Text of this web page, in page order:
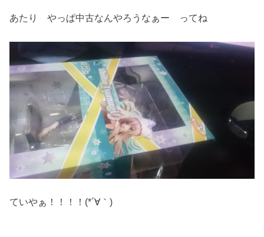
あたり やっぱ中古なんやろうなぁー ってね
ていやぁ！！！！(*´∀｀)